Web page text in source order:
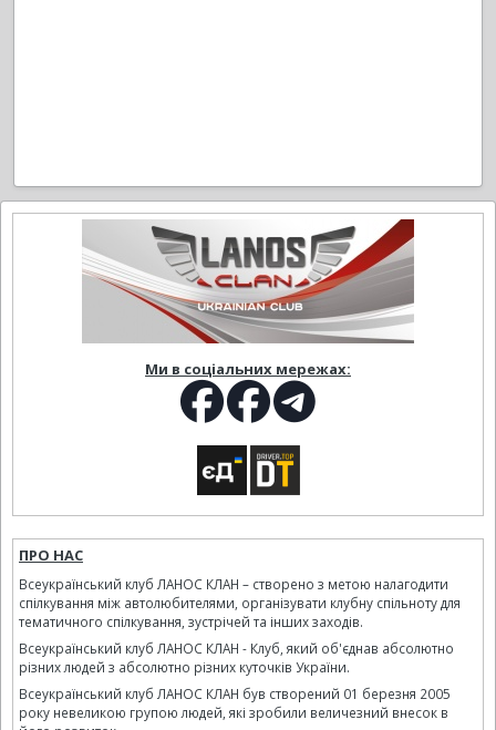
Ми в соціальних мережах:
ПРО НАС
Всеукраїнський клуб ЛАНОС КЛАН – створено з метою налагодити
спілкування між автолюбителями, організувати клубну спільноту для
тематичного спілкування, зустрічей та інших заходів.
Всеукраїнський клуб ЛАНОС КЛАН - Клуб, який об'єднав абсолютно
різних людей з абсолютно різних куточків України.
Всеукраїнський клуб ЛАНОС КЛАН був створений 01 березня 2005
року невеликою групою людей, які зробили величезний внесок в